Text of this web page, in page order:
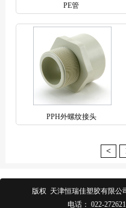
PE管
PPH外螺纹接头
<
版权 天津恒瑞佳塑胶有限公
电话： 022-